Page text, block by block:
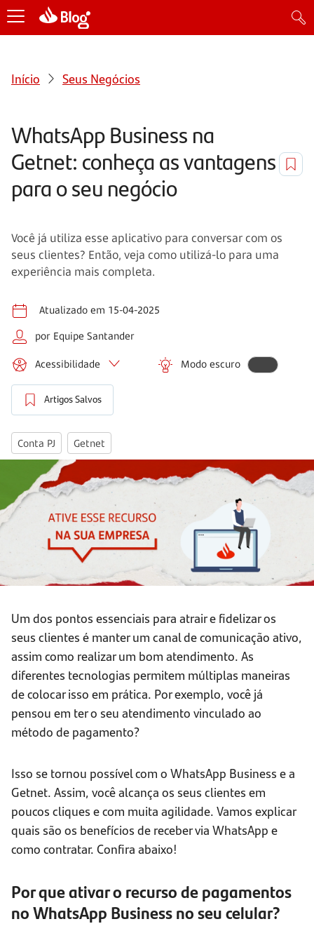
Início Seus Negócios
WhatsApp Business na
Getnet: conheça as vantagens
para o seu negócio
Você já utiliza esse aplicativo para conversar com os
seus clientes? Então, veja como utilizá-lo para uma
experiência mais completa.
Atualizado em 15-04-2025
por Equipe Santander
Acessibilidade Modo escuro
Artigos Salvos
Conta PJ Getnet
Um dos pontos essenciais para atrair e fidelizar os
seus clientes é manter um canal de comunicação ativo,
assim como realizar um bom atendimento. As
diferentes tecnologias permitem múltiplas maneiras
de colocar isso em prática. Por exemplo, você já
pensou em ter o seu atendimento vinculado ao
método de pagamento?
Isso se tornou possível com o WhatsApp Business e a
Getnet. Assim, você alcança os seus clientes em
poucos cliques e com muita agilidade. Vamos explicar
quais são os benefícios de receber via WhatsApp e
como contratar. Confira abaixo!
Por que ativar o recurso de pagamentos
no WhatsApp Business no seu celular?